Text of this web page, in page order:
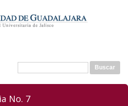
Formulario de búsqueda
Buscar
No. 7